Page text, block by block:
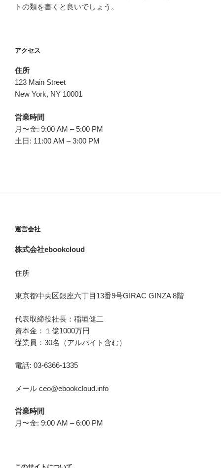
トの類を書くと良いでしょう。
アクセス
住所
123 Main Street
New York, NY 10001
営業時間
月〜金: 9:00 AM – 5:00 PM
土日: 11:00 AM – 3:00 PM
運営会社
株式会社ebookcloud
住所
東京都中央区銀座六丁目 13番9号GIRAC GINZA 8階
代表取締役社長：稲垣健二
資本金：１億1000万円
従業員：30名（アルバイト含む）
電話: 03-6366-1335
メール ceo@ebookcloud.info
営業時間
月〜金: 9:00 AM – 6:00 PM